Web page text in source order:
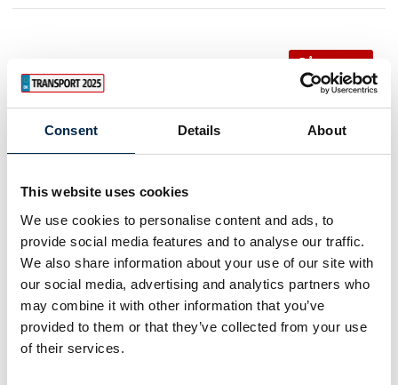
Consent Details About
This website uses cookies
We use cookies to personalise content and ads, to
provide social media features and to analyse our traffic.
We also share information about your use of our site with
our social media, advertising and analytics partners who
may combine it with other information that you’ve
provided to them or that they’ve collected from your use
of their services.
På messen
Endurance BIO EP2 Fedt
På messen
På messen
SlangExpress - Akut on-site
slangeservice